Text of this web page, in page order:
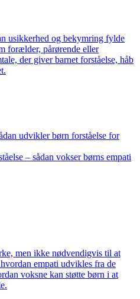
usikkerhed og bekymring fylde
forælder, pårørende eller
der giver barnet forståelse, håb
udvikler børn forståelse for
– sådan vokser børns empati
men ikke nødvendigvis til at
empati udvikles fra de
voksne kan støtte børn i at